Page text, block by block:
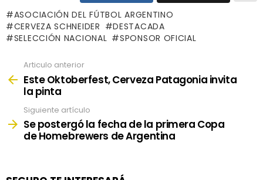
ASOCIACIÓN DEL FÚTBOL ARGENTINO
CERVEZA SCHNEIDER
DESTACADA
SELECCIÓN NACIONAL
SPONSOR OFICIAL
more
Articulo anterior
Este Oktoberfest, Cerveza Patagonia invita
la pinta
Siguiente artículo
Se postergó la fecha de la primera Copa
de Homebrewers de Argentina